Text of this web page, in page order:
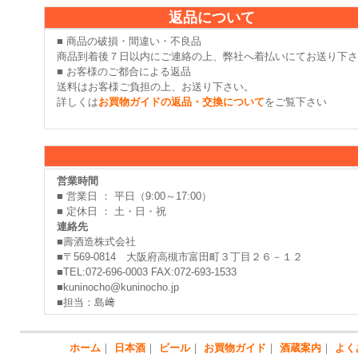
返品について
■ 商品の破損・間違い・不良品
商品到着後７日以内にご連絡の上、弊社へ着払いにてお送り下
■ お客様のご都合による返品
送料はお客様ご負担の上、お送り下さい。
詳しくはお買物ガイドの返品・交換についてをご覧下さい
営業時間
■ 営業日 ： 平日（9:00～17:00）
■ 定休日 ： 土・日・祝
連絡先
■壽酒造株式会社
■〒569-0814 大阪府高槻市富田町３丁目２６－１２
■TEL:072-696-0003 FAX:072-693-1533
■kuninocho@kuninocho.jp
■担当：島﨑
ホーム｜ 日本酒｜ ビール｜ お買物ガイド ｜ 酒蔵案内｜ よ